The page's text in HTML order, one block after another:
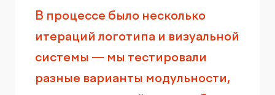
В процессе было несколько
итераций логотипа и визуальной
системы — мы тестировали
разные варианты модульности,